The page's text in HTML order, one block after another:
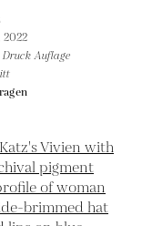
2022
Auflage